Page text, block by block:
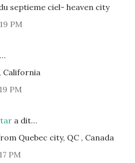
septieme ciel- heaven city
PM
California
PM
a dit…
Quebec city, QC , Canada
PM